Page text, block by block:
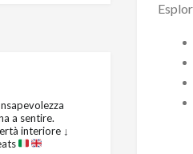
a sentire.
interiore↓